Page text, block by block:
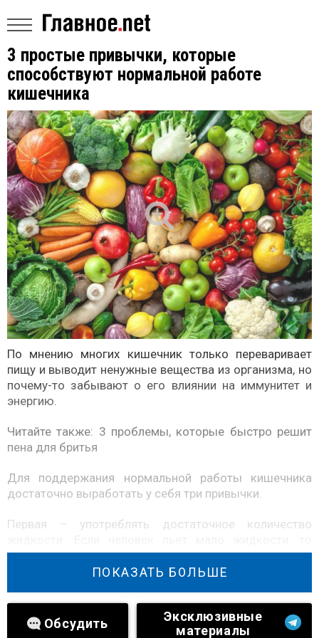
3 простые привычки, которые
способствуют нормальной работе
кишечника
По мнению многих кишечник только переваривает
пищу и выводит ненужные вещества из организма, но
почему-то забывают о его влиянии на иммунитет и
энергию.
Читайте также: 3 проблемы, которые быстро решит
пена для бритья
Для поддержания нормальной работы кишечника
достаточно выработать у себя три привычки.
Первая – употреблять достаточное количество
кишечник впитывает ее из употребленной пищи. Из-за
этого масса становится сухой, что затрудняет ее
Важно учесть, что жидкость – это вода, а не
сахаросодержащие соки, кофе и подобные.
ПОКАЗАТЬ БОЛЬШЕ
Обсудить
Эксклюзивные
материалы